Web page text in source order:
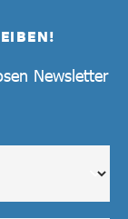
Newsletter